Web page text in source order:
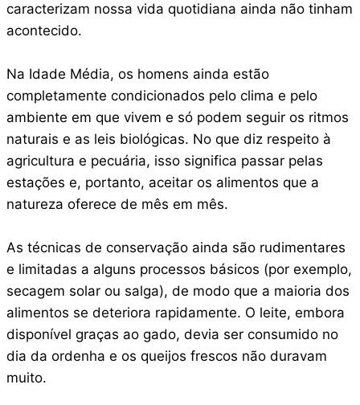
caracterizam nossa vida quotidiana ainda não tinham
acontecido.
Na Idade Média, os homens ainda estão
completamente condicionados pelo clima e pelo
ambiente em que vivem e só podem seguir os ritmos
naturais e as leis biológicas. No que diz respeito à
agricultura e pecuária, isso significa passar pelas
estações e, portanto, aceitar os alimentos que a
natureza oferece de mês em mês.
As técnicas de conservação ainda são rudimentares
e limitadas a alguns processos básicos (por exemplo,
secagem solar ou salga), de modo que a maioria dos
alimentos se deteriora rapidamente. O leite, embora
disponível graças ao gado, devia ser consumido no
dia da ordenha e os queijos frescos não duravam
muito.